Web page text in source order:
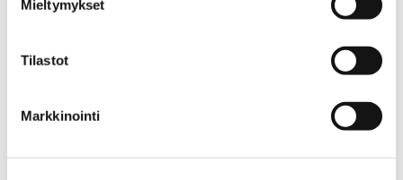
Mieltymykset
Tilastot
Markkinointi